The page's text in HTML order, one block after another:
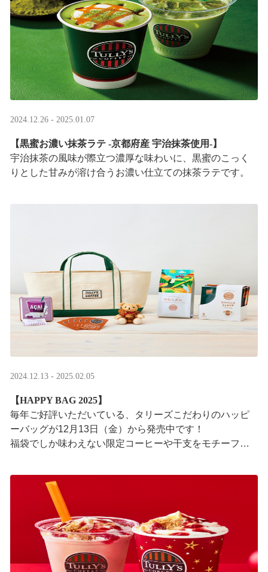
2024.12.26 - 2025.01.07
【黒蜜お濃い抹茶ラテ -京都府産 宇治抹茶使用-】
宇治抹茶の風味が際立つ濃厚な味わいに、黒蜜のこっく
りとした甘みが溶け合うお濃い仕立ての抹茶ラテです。
2024.12.13 - 2025.02.05
【HAPPY BAG 2025】
毎年ご好評いただいている、タリーズこだわりのハッピ
ーバッグが12月13日（金）から発売中です！
福袋でしか味わえない限定コーヒーや干支をモチーフに